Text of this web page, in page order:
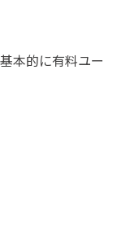
本的に有料ユー